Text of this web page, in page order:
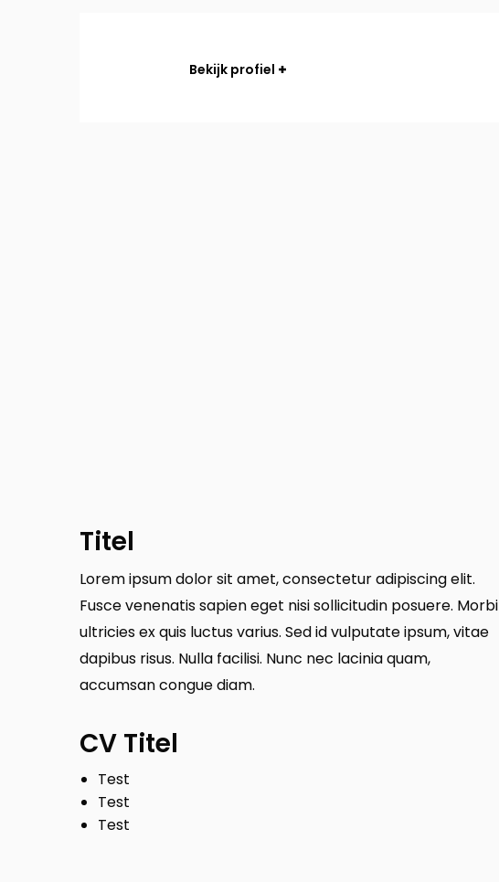
Bekijk profiel
Titel
Lorem ipsum dolor sit amet, consectetur adipiscing elit.
Fusce venenatis sapien eget nisi sollicitudin posuere. Morbi
ultricies ex quis luctus varius. Sed id vulputate ipsum, vitae
dapibus risus. Nulla facilisi. Nunc nec lacinia quam,
accumsan congue diam.
CV Titel
Test
Test
Test